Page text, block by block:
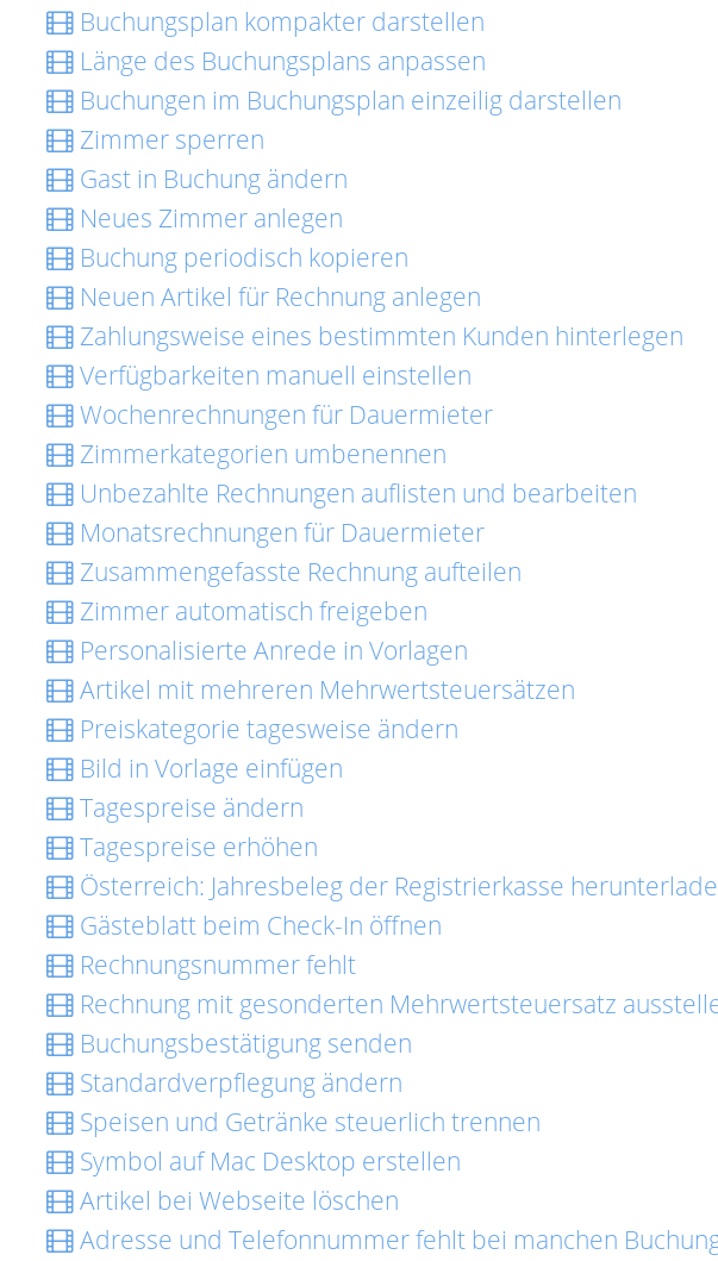
Buchungsplan kompakter darstellen
Länge des Buchungsplans anpassen
Buchungen im Buchungsplan einzeilig darstellen
Zimmer sperren
Gast in Buchung ändern
Neues Zimmer anlegen
Buchung periodisch kopieren
Neuen Artikel für Rechnung anlegen
Zahlungsweise eines bestimmten Kunden hinterlegen
Verfügbarkeiten manuell einstellen
Wochenrechnungen für Dauermieter
Zimmerkategorien umbenennen
Unbezahlte Rechnungen auflisten und bearbeiten
Monatsrechnungen für Dauermieter
Zusammengefasste Rechnung aufteilen
Zimmer automatisch freigeben
Personalisierte Anrede in Vorlagen
Artikel mit mehreren Mehrwertsteuersätzen
Preiskategorie tagesweise ändern
Bild in Vorlage einfügen
Tagespreise ändern
Tagespreise erhöhen
Österreich: Jahresbeleg der Registrierkasse
Gästeblatt beim Check-In öffnen
Rechnungsnummer fehlt
Rechnung mit gesonderten Mehrwertsteuersatz
Buchungsbestätigung senden
Standardverpflegung ändern
Speisen und Getränke steuerlich trennen
Symbol auf Mac Desktop erstellen
Artikel bei Webseite löschen
Adresse und Telefonnummer fehlt bei manchen